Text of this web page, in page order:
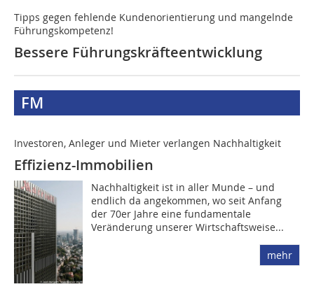
Tipps gegen fehlende Kundenorientierung und mangelnde
Führungskompetenz!
Bessere Führungs­kräfteentwicklung
FM
Investoren, Anleger und Mieter verlangen ­Nachhaltigkeit
Effizienz-Immobilien
Nachhaltigkeit ist in aller Munde – und
endlich da angekommen, wo seit Anfang
der 70er Jahre eine fundamentale
Veränderung unserer Wirtschaftsweise...
mehr